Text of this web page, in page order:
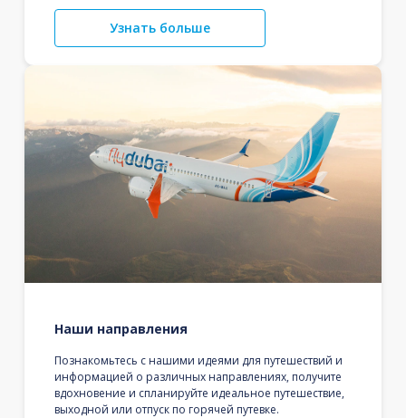
Узнать больше
Наши направления
Познакомьтесь с нашими идеями для путешествий и
информацией о различных направлениях, получите
вдохновение и спланируйте идеальное путешествие,
выходной или отпуск по горячей путевке.